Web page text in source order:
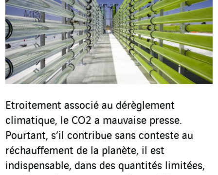
Etroitement associé au dérèglement
climatique, le CO2 a mauvaise presse.
Pourtant, s’il contribue sans conteste au
réchauffement de la planète, il est
indispensable, dans des quantités limitées,